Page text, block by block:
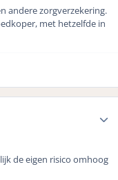
andere zorgverzekering.
met hetzelfde in
de eigen risico omhoog